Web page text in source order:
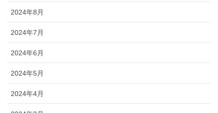
2024年8月
2024年7月
2024年6月
2024年5月
2024年4月